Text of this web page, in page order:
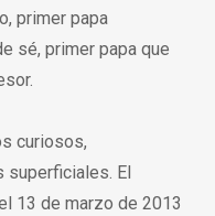
primer papa
sé, primer papa que
curiosos,
El
13 de marzo de 2013